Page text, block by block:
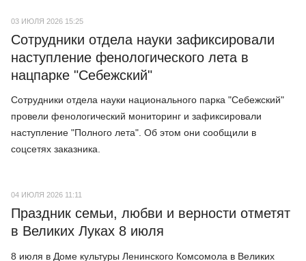
03 ИЮЛЯ 2026 15:25
Сотрудники отдела науки зафиксировали
наступление фенологического лета в
нацпарке "Себежский"
Сотрудники отдела науки национального парка "Себежский"
провели фенологический мониторинг и зафиксировали
наступление "Полного лета". Об этом они сообщили в
соцсетях заказника.
04 ИЮЛЯ 2026 11:11
Праздник семьи, любви и верности отметят
в Великих Луках 8 июля
8 июля в Доме культуры Ленинского Комсомола в Великих